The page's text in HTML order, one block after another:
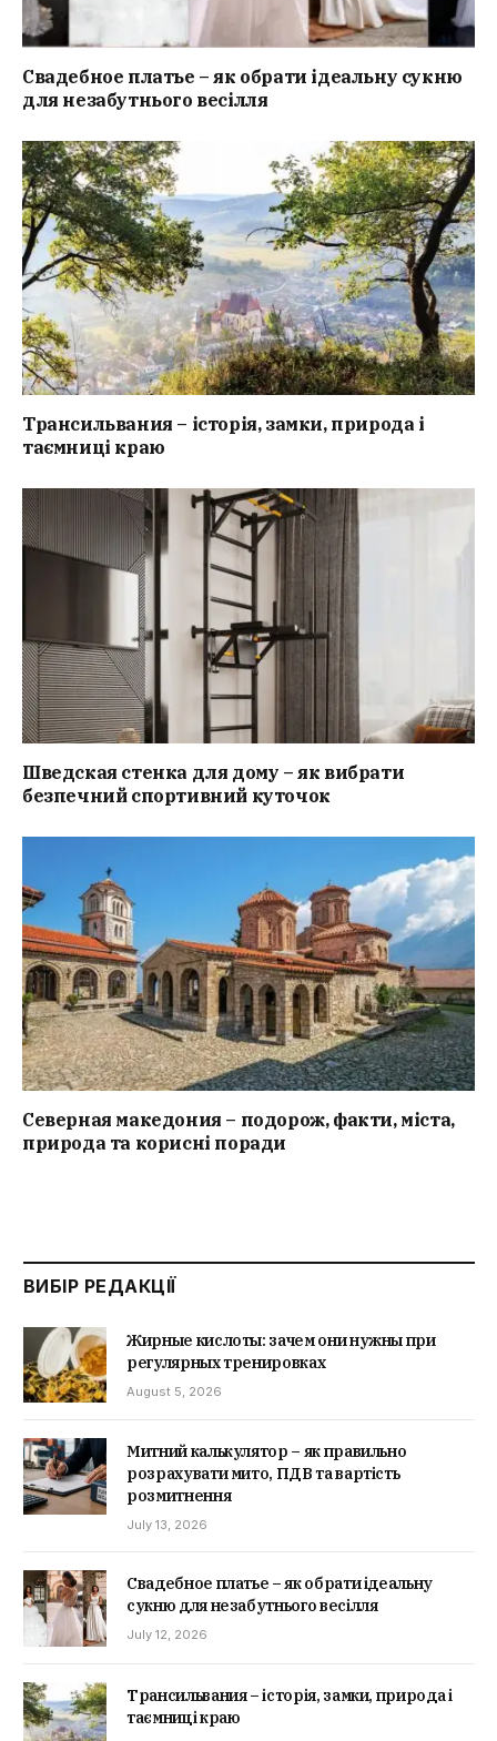
Свадебное платье – як обрати ідеальну сукню
для незабутнього весілля
Трансильвания – історія, замки, природа і
таємниці краю
Шведская стенка для дому – як вибрати
безпечний спортивний куточок
Северная македония – подорож, факти, міста,
природа та корисні поради
ВИБІР РЕДАКЦІЇ
Жирные кислоты: зачем они нужны при
регулярных тренировках
August 5, 2026
Митний калькулятор – як правильно
розрахувати мито, ПДВ та вартість
розмитнення
July 13, 2026
Свадебное платье – як обрати ідеальну
сукню для незабутнього весілля
July 12, 2026
Трансильвания – історія, замки, природа і
таємниці краю